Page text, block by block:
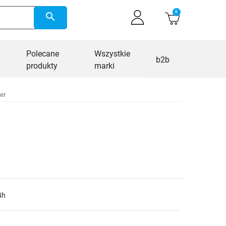
search 0
Polecane
produkty
Wszystkie
marki
b2b